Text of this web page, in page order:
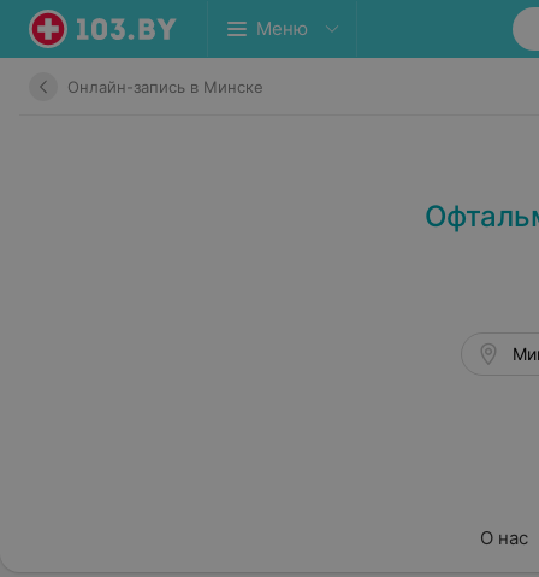
Меню
Онлайн-запись в Минске
О нас